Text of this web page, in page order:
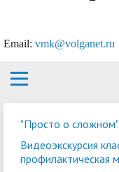
Еmail: vmk@volganet.ru
"Просто о
Видеоэкскурсия
профилактическая